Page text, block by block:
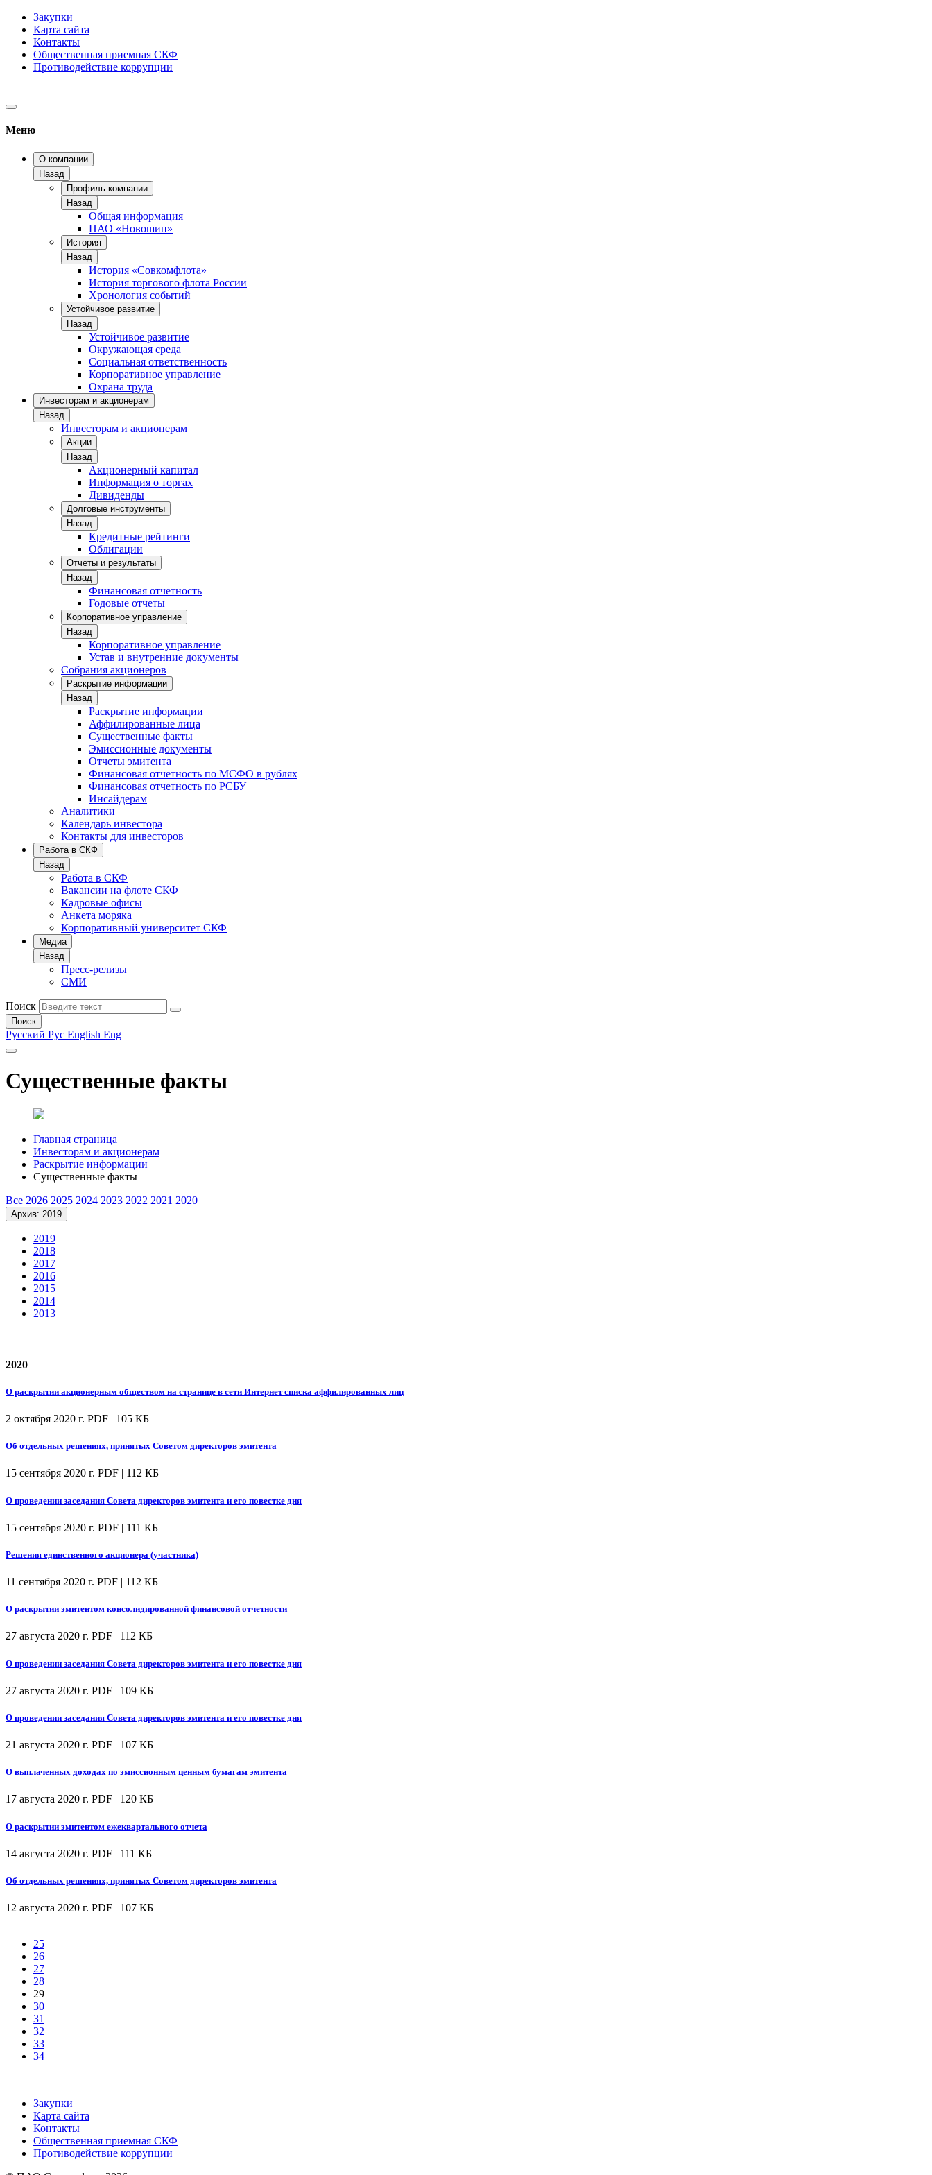
Закупки
Карта сайта
Контакты
Общественная приемная СКФ
Противодействие коррупции
Меню
О компании
Назад
Профиль компании
Назад
Общая информация
ПАО «Новошип»
История
Назад
История «Совкомфлота»
История торгового флота России
Хронология событий
Устойчивое развитие
Назад
Устойчивое развитие
Окружающая среда
Социальная ответственность
Корпоративное управление
Охрана труда
Инвесторам и акционерам
Назад
Инвесторам и акционерам
Акции
Назад
Акционерный капитал
Информация о торгах
Дивиденды
Долговые инструменты
Назад
Кредитные рейтинги
Облигации
Отчеты и результаты
Назад
Финансовая отчетность
Годовые отчеты
Корпоративное управление
Назад
Корпоративное управление
Устав и внутренние документы
Собрания акционеров
Раскрытие информации
Назад
Раскрытие информации
Аффилированные лица
Существенные факты
Эмиссионные документы
Отчеты эмитента
Финансовая отчетность по МСФО в рублях
Финансовая отчетность по РСБУ
Инсайдерам
Аналитики
Календарь инвестора
Контакты для инвесторов
Работа в СКФ
Назад
Работа в СКФ
Вакансии на флоте СКФ
Кадровые офисы
Анкета моряка
Корпоративный университет СКФ
Медиа
Назад
Пресс-релизы
СМИ
Поиск
Поиск
Русский Рус English Eng
Существенные факты
Главная страница
Инвесторам и акционерам
Раскрытие информации
Существенные факты
Все 2026 2025 2024 2023 2022 2021 2020
Архив: 2019
2019
2018
2017
2016
2015
2014
2013
2020
О раскрытии акционерным обществом на странице в сети Интернет списка аффилированных лиц
2 октября 2020 г. PDF | 105 КБ
Об отдельных решениях, принятых Советом директоров эмитента
15 сентября 2020 г. PDF | 112 КБ
О проведении заседания Совета директоров эмитента и его повестке дня
15 сентября 2020 г. PDF | 111 КБ
Решения единственного акционера (участника)
11 сентября 2020 г. PDF | 112 КБ
О раскрытии эмитентом консолидированной финансовой отчетности
27 августа 2020 г. PDF | 112 КБ
О проведении заседания Совета директоров эмитента и его повестке дня
27 августа 2020 г. PDF | 109 КБ
О проведении заседания Совета директоров эмитента и его повестке дня
21 августа 2020 г. PDF | 107 КБ
О выплаченных доходах по эмиссионным ценным бумагам эмитента
17 августа 2020 г. PDF | 120 КБ
О раскрытии эмитентом ежеквартального отчета
14 августа 2020 г. PDF | 111 КБ
Об отдельных решениях, принятых Советом директоров эмитента
12 августа 2020 г. PDF | 107 КБ
25
26
27
28
29
30
31
32
33
34
Закупки
Карта сайта
Контакты
Общественная приемная СКФ
Противодействие коррупции